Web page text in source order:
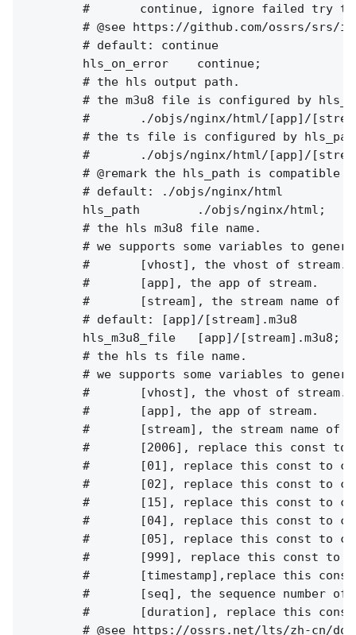
#       continue, ignore failed try
# @see https://github.com/ossrs/srs/
        # default: continue
        hls_on_error    continue;
        # the hls output path.
# the m3u8 file is configured by
#       ./objs/nginx/html/[app]/
# the ts file is configured by
#       ./objs/nginx/html/[app]/
# @remark the hls_path is compatible
        # default: ./objs/nginx/html
        hls_path        ./objs/nginx/html;
        # the hls m3u8 file name.
# we supports some variables to
        #       [vhost], the vhost of stream.
        #       [app], the app of stream.
#       [stream], the stream name of
        # default: [app]/[stream].m3u8
        hls_m3u8_file   [app]/[stream].m3u8;
        # the hls ts file name.
# we supports some variables to
        #       [vhost], the vhost of stream.
        #       [app], the app of stream.
#       [stream], the stream name of
#       [2006], replace this const to
#       [01], replace this const to
#       [02], replace this const to
#       [15], replace this const to
#       [04], replace this const to
#       [05], replace this const to
#       [999], replace this const to
#       [timestamp],replace this
#       [seq], the sequence number of
#       [duration], replace this
# @see https://ossrs.net/lts/zh-cn/